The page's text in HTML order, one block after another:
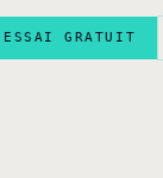
ESSAI GRATUIT